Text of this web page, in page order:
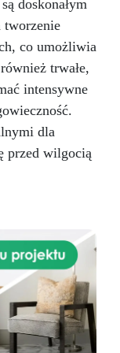
STOŁÓW Z
tam, gdzie
odlewów o
cechy:
Żywica
Ciekły
mPas 1900
żelowania
2 Pełne
doskonałym
tworzenie
co umożliwia
trwałe,
intensywne
dla
przed wilgocią